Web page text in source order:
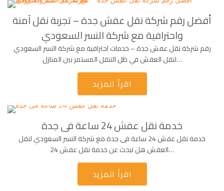
أفضل رقم شركة نقل عفش جدة – تجربة نقل آمنة
واحترافية مع شركة النسر السعودي
رقم شركة نقل عفش جدة – خدمات احترافية مع شركة النسر السعودي
لنقل العفش في ظل التنقل المستمر بين المنازل…
اقرأ المزيد
خدمة نقل عفش 24 ساعة فى جدة
خدمة نقل عفش 24 ساعة فى جدة مع شركة النسر السعودي لنقل
العفش هل تبحث عن خدمة نقل عفش 24…
اقرأ المزيد